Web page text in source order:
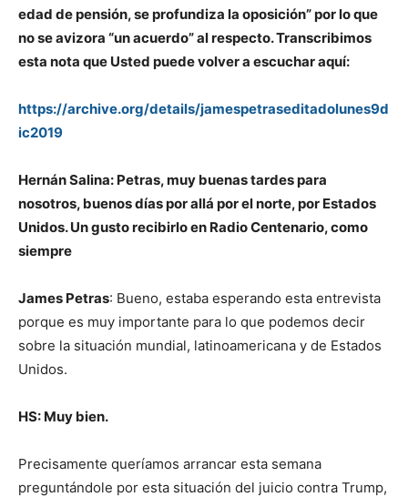
edad de pensión, se profundiza la oposición” por lo que
no se avizora “un acuerdo” al respecto. Transcribimos
esta nota que Usted puede volver a escuchar aquí:
https://archive.org/details/jamespetraseditadolunes9d
ic2019
Hernán Salina: Petras, muy buenas tardes para
nosotros, buenos días por allá por el norte, por Estados
Unidos. Un gusto recibirlo en Radio Centenario, como
siempre
James Petras: Bueno, estaba esperando esta entrevista
porque es muy importante para lo que podemos decir
sobre la situación mundial, latinoamericana y de Estados
Unidos.
HS: Muy bien.
Precisamente queríamos arrancar esta semana
preguntándole por esta situación del juicio contra Trump,